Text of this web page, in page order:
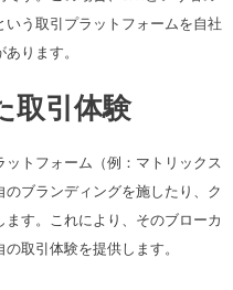
う取引プラットフォームを自社
ります。
取引体験
トフォーム（例：マトリックス
ブランディングを施したり、ク
す。これにより、そのブローカ
取引体験を提供します。